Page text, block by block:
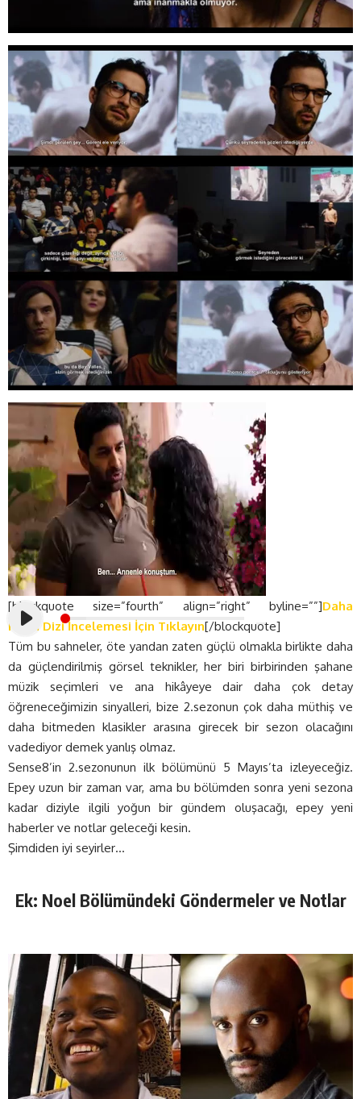
Video
oynatıcı
[blockquote size=”fourth” align=”right” byline=””]Daha
Fazla Dizi İncelemesi İçin Tıklayın[/blockquote]
Tüm bu sahneler, öte yandan zaten güçlü olmakla birlikte daha
da güçlendirilmiş görsel teknikler, her biri birbirinden şahane
müzik seçimleri ve ana hikâyeye dair daha çok detay
öğreneceğimizin sinyalleri, bize 2.sezonun çok daha müthiş ve
daha bitmeden klasikler arasına girecek bir sezon olacağını
vadediyor demek yanlış olmaz.
Sense8’in 2.sezonunun ilk bölümünü 5 Mayıs’ta izleyeceğiz.
Epey uzun bir zaman var, ama bu bölümden sonra yeni sezona
kadar diziyle ilgili yoğun bir gündem oluşacağı, epey yeni
haberler ve notlar geleceği kesin.
Şimdiden iyi seyirler…
Ek: Noel Bölümündeki Göndermeler ve Notlar